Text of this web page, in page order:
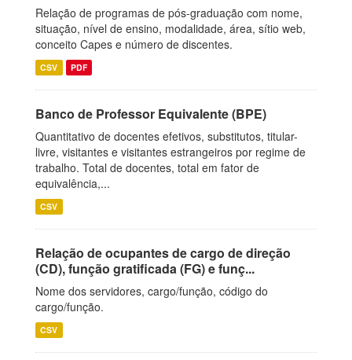
Relação de programas de pós-graduação com nome,
situação, nível de ensino, modalidade, área, sítio web,
conceito Capes e número de discentes.
CSV PDF
Banco de Professor Equivalente (BPE)
Quantitativo de docentes efetivos, substitutos, titular-
livre, visitantes e visitantes estrangeiros por regime de
trabalho. Total de docentes, total em fator de
equivalência,...
CSV
Relação de ocupantes de cargo de direção
(CD), função gratificada (FG) e funç...
Nome dos servidores, cargo/função, código do
cargo/função.
CSV